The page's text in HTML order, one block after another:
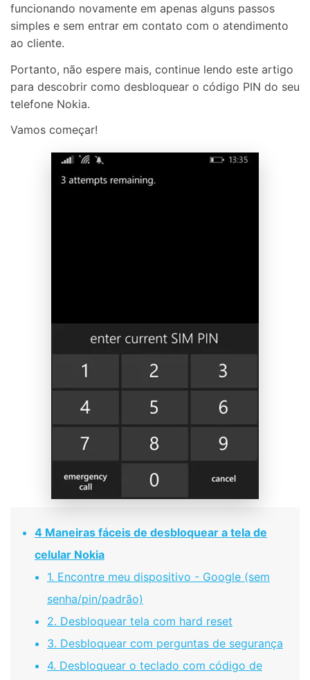
funcionando novamente em apenas alguns passos
simples e sem entrar em contato com o atendimento
ao cliente.
Portanto, não espere mais, continue lendo este artigo
para descobrir como desbloquear o código PIN do seu
telefone Nokia.
Vamos começar!
4 Maneiras fáceis de desbloquear a tela de
celular Nokia
1. Encontre meu dispositivo - Google (sem
senha/pin/padrão)
2. Desbloquear tela com hard reset
3. Desbloquear com perguntas de segurança
4. Desbloquear o teclado com código de